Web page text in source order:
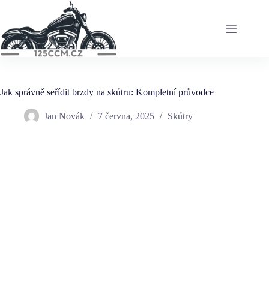
content
Jak správně seřídit brzdy na skútru: Kompletní průvodce
Jan Novák 7 června, 2025 Skútry